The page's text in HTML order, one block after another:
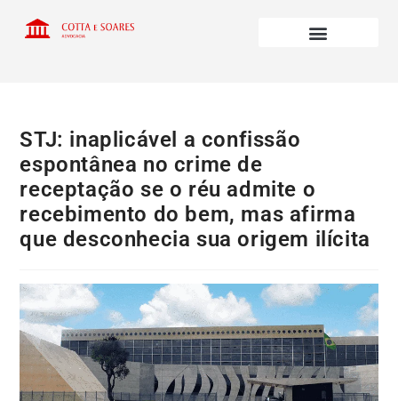
STJ: inaplicável a confissão
espontânea no crime de
receptação se o réu admite o
recebimento do bem, mas afirma
que desconhecia sua origem ilícita